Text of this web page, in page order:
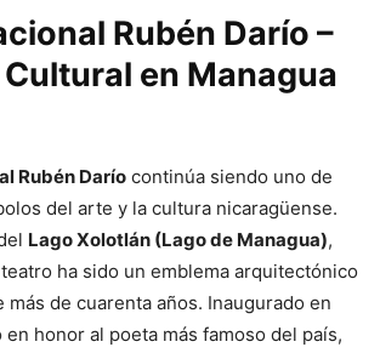
Rubén Darío –
en Managua
Rubén Darío continúa siendo uno de
del arte y la cultura nicaragüense.
Lago Xolotlán (Lago de Managua),
ha sido un emblema arquitectónico
de cuarenta años. Inaugurado en
en honor al poeta más famoso del país,